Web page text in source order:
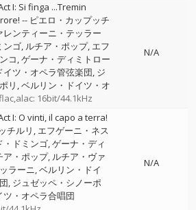
I: Si finga ...Tremin
-- ピエロ・カップッチ
レンティーニ・テッラー
ンゴ ルチア・ポップ エフ
コ ゲーナ・ディミトロー
イツ・オペラ管弦楽団 ジ
リ ベルリン・ドイツ・オ
16bit/44.1kHz
N/A
I: O vinti, il capo a terra!
チルリ エフゲーニ・ネス
・ドミンゴ ゲーナ・ディ
ア・ポップ ルチア・ヴァ
ラーニ ベルリン・ドイ
ジュゼッペ・シノーポ
・オペラ合唱団
N/A